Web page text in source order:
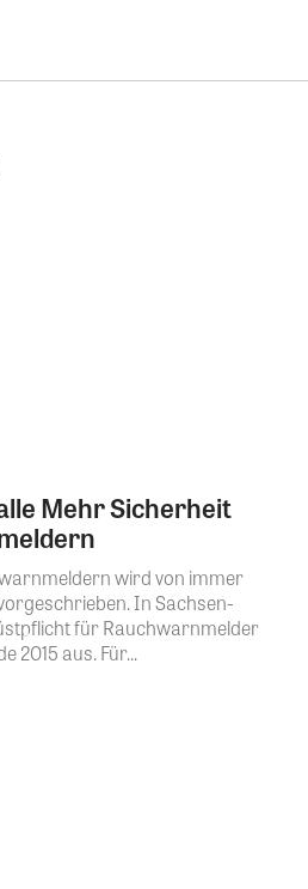
Mehr Sicherheit
wird von immer
In Sachsen-
für Rauchwarnmelder
2015 aus. Für...